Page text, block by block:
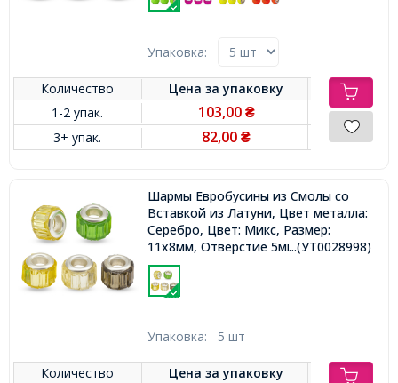
Упаковка:
Количество Цена заупаковку
1-2 упак.
103,00 ₴
3+ упак. 82,00₴
Шармы Евробусины из Смолы со
Вставкой из Латуни, Цвет металла:
Серебро, Цвет: Микс, Размер:
11х8мм, Отверстие 5мм,...(УТ0028998)
Упаковка: 5 шт
Количество Цена заупаковку